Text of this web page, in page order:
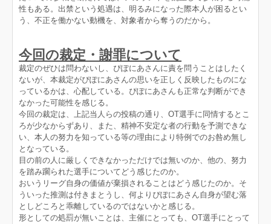
性もある。出禁という処遇は、明るみになった際本人が困るとい
う、不正を働かない動機を、対象者から奪うのだから。
今回の裁定・謝罪について
裁定のぜひは問わないし、ぴぽにあさんに責を問うことはしたく
ないが、本裁定がぴぽにあさんの思いを正しく反映したものにな
っているかは、心配している。ぴぽにあさんも正常な判断ができ
なかった可能性を感じる。
今回の裁定は、上記当人らの投稿の通り、OT選手に同情するとこ
ろが少なからずあり、また、精神不安定な者の行動を予測できな
い、本人の努力を知っている等の理由により特例でのお咎め無し
となっている。
目の前の人に厳しくできなかっただけでは無いのか、他の、努力
を踏み躙られた選手についてどう感じたのか。
おいうリーグ自身の価値が棄損されることはどう感じたのか。そ
ういった推測は付きまとうし、何よりぴぽにあさん自身が望む落
としどころと乖離しているのではないかと感じる。
形としての処罰が無いことは、主催にとっても、OT選手にとって